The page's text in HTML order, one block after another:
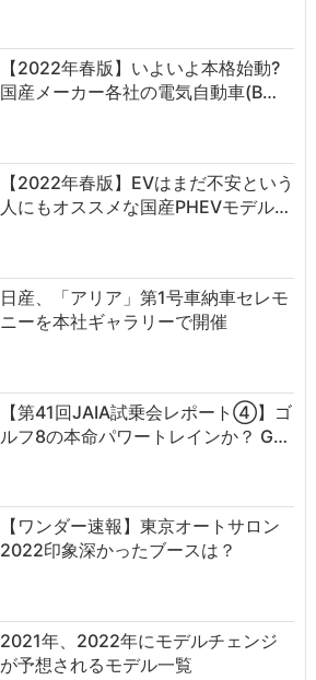
【2022年春版】いよいよ本格始動?
国産メーカー各社の電気自動車(B…
【2022年春版】EVはまだ不安という
人にもオススメな国産PHEVモデル…
日産、「アリア」第1号車納車セレモ
ニーを本社ギャラリーで開催
【第41回JAIA試乗会レポート④】ゴ
ルフ8の本命パワートレインか？ G…
【ワンダー速報】東京オートサロン
2022印象深かったブースは？
2021年、2022年にモデルチェンジ
が予想されるモデル一覧